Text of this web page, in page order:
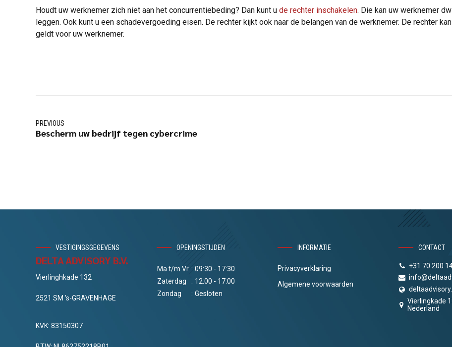
Houdt uw werknemer zich niet aan het concurrentiebeding? Dan kunt u de rechter inschakelen. Die kan uw werknemer
leggen. Ook kunt u een schadevergoeding eisen. De rechter kijkt ook naar de belangen van de werknemer. De rechter
geldt voor uw werknemer.
PREVIOUS
Bescherm uw bedrijf tegen cybercrime
VESTIGINGSGEGEVENS
DELTA ADVISORY B.V.
Vierlinghkade 132
2521 SM 's-GRAVENHAGE
KVK: 83150307
OPENINGSTIJDEN
Ma t/m Vr : 09:30 - 17:30
Zaterdag
: 12:00 - 17:00
Zondag
: Gesloten
INFORMATIE
Privacyverklaring
Algemene voorwaarden
CONTACT
+31 70 200
Vierlingkade
Nederland